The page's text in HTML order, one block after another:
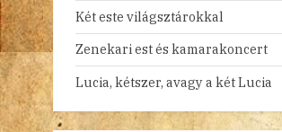
Két este világsztárokkal
Zenekari est és kamarakoncert
Lucia, kétszer, avagy a két Lucia